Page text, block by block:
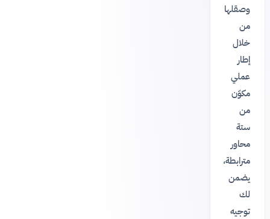
وصقلها
من
خلال
إطار
عملي
مكوّن
من
ستة
محاور
مترابطة،
يضمن
لك
توجيه